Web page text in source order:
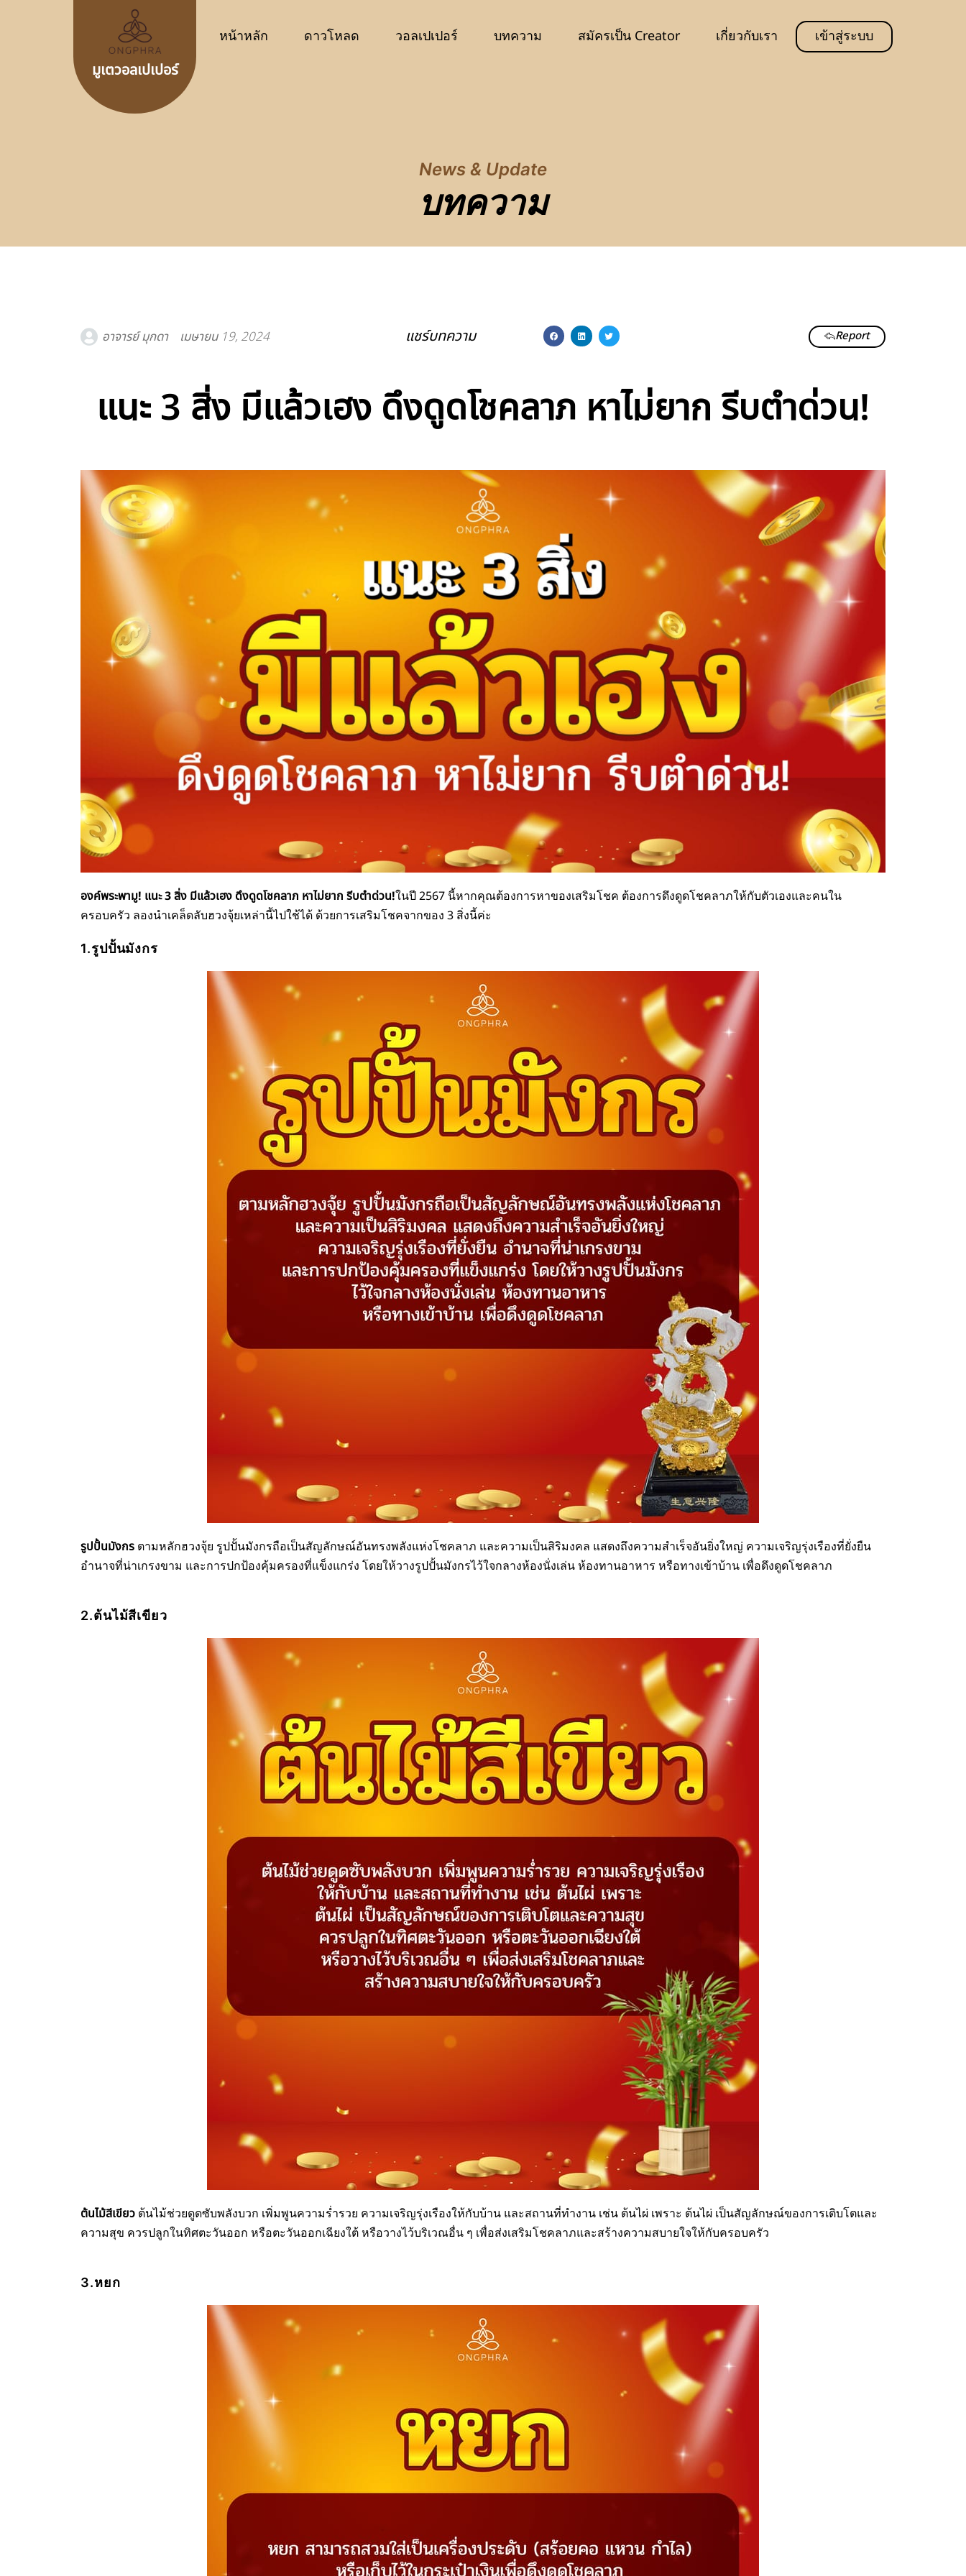
มูเตวอลเปเปอร์
หน้าหลัก ดาวโหลด วอลเปเปอร์ บทความ สมัครเป็น Creator เกี่ยวกับเรา เข้าสู่ระบบ
News & Update
บทความ
อาจารย์ มุกดา เมษายน 19, 2024 แชร์บทความ Report
แนะ 3 สิ่ง มีแล้วเฮง ดึงดูดโชคลาภ หาไม่ยาก รีบตำด่วน!
องค์พระพามู! แนะ 3 สิ่ง มีแล้วเฮง ดึงดูดโชคลาภ หาไม่ยาก รีบตำด่วน!ในปี 2567 นี้หากคุณต้องการหาของเสริมโชค ต้องการดึงดูดโชคลาภให้กับตัวเองและคนใน
ครอบครัว ลองนำเคล็ดลับฮวงจุ้ยเหล่านี้ไปใช้ได้ ด้วยการเสริมโชคจากของ 3 สิ่งนี้ค่ะ
1.รูปปั้นมังกร
รูปปั้นมังกร ตามหลักฮวงจุ้ย รูปปั้นมังกรถือเป็นสัญลักษณ์อันทรงพลังแห่งโชคลาภ และความเป็นสิริมงคล แสดงถึงความสำเร็จอันยิ่งใหญ่ ความเจริญรุ่งเรืองที่ยั่งยืน
อำนาจที่น่าเกรงขาม และการปกป้องคุ้มครองที่แข็งแกร่ง โดยให้วางรูปปั้นมังกรไว้ใจกลางห้องนั่งเล่น ห้องทานอาหาร หรือทางเข้าบ้าน เพื่อดึงดูดโชคลาภ
2.ต้นไม้สีเขียว
ต้นไม้สีเขียว ต้นไม้ช่วยดูดซับพลังบวก เพิ่มพูนความร่ำรวย ความเจริญรุ่งเรืองให้กับบ้าน และสถานที่ทำงาน เช่น ต้นไผ่ เพราะ ต้นไผ่ เป็นสัญลักษณ์ของการเติบโตและ
ความสุข ควรปลูกในทิศตะวันออก หรือตะวันออกเฉียงใต้ หรือวางไว้บริเวณอื่น ๆ เพื่อส่งเสริมโชคลาภและสร้างความสบายใจให้กับครอบครัว
3.หยก